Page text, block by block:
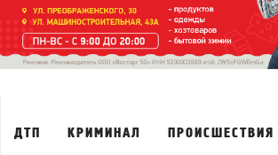
ДТП КРИМИНАЛ ПРОИСШЕСТВИЯ